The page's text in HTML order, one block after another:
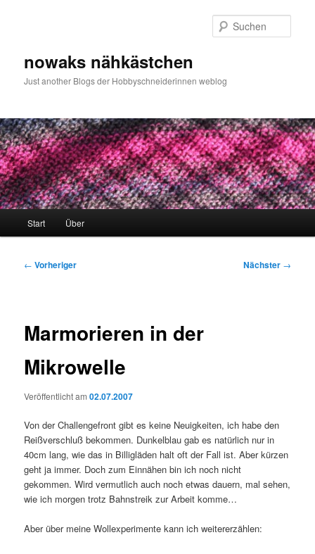
nowaks nähkästchen
Just another Blogs der Hobbyschneiderinnen weblog
Start Über
Beitragsnavigation
← Vorheriger Nächster →
Marmorieren in der
Mikrowelle
Veröffentlicht am02.07.2007
Von der Challengefront gibt es keine Neuigkeiten, ich habe den
Reißverschluß bekommen. Dunkelblau gab es natürlich nur in
40cm lang, wie das in Billigläden halt oft der Fall ist. Aber kürzen
geht ja immer. Doch zum Einnähen bin ich noch nicht
gekommen. Wird vermutlich auch noch etwas dauern, mal sehen,
wie ich morgen trotz Bahnstreik zur Arbeit komme…
Aber über meine Wollexperimente kann ich weitererzählen: